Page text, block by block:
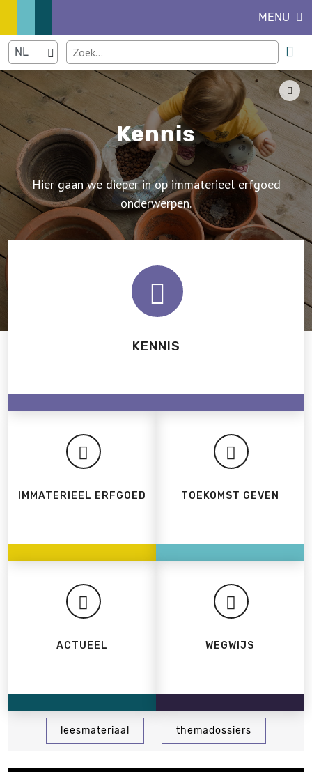
MENU
Kennis
Hier gaan we dieper in op immaterieel erfgoed
onderwerpen.
IMMATERIEEL ERFGOED TOEKOMST GEVEN
KENNIS
ACTUEEL WEGWIJS
leesmateriaal themadossiers